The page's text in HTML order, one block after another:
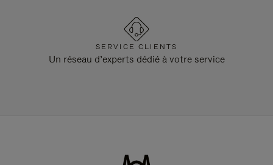
SERVICE CLIENTS
Un réseau d’experts dédié à votre service